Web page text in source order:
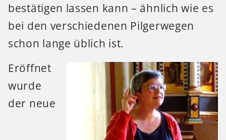
bestätigen lassen kann – ähnlich wie es
bei den verschiedenen Pilgerwegen
schon lange üblich ist.
Eröffnet
wurde
der neue